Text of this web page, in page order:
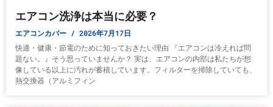
エアコン洗浄は本当に必要？
エアコンカバー 2026年7月17日
快適・健康・節電のために知っておきたい理由 『エアコンは冷えれば問
題ない。』そう思っていませんか？ 実は、エアコンの内部は私たちが想
像している以上に汚れが蓄積しています。フィルターを掃除していても、
熱交換器（アルミフィン